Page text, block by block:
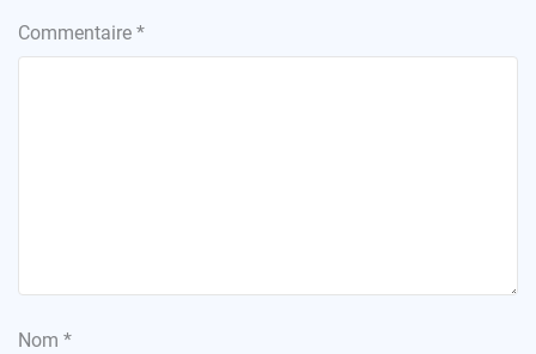
Commentaire *
Nom *